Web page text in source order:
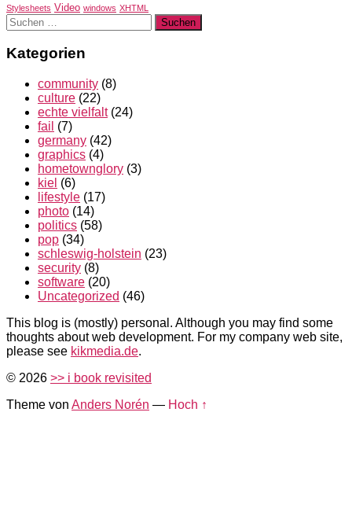
Stylesheets Video windows XHTML
Suchen
nach:
Kategorien
community (8)
culture (22)
echte vielfalt(24)
fail (7)
germany (42)
graphics (4)
hometownglory (3)
kiel (6)
lifestyle (17)
photo (14)
politics (58)
pop (34)
schleswig-holstein (23)
security (8)
software (20)
Uncategorized (46)
This blog is (mostly) personal. Although you may find some
thoughts about web development. For my company web site,
please see kikmedia.de.
© 2026 >> i book revisited
Theme von Anders Norén — Hoch ↑